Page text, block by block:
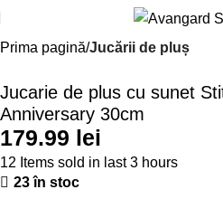
Prima pagină Jucării de pluș
Jucarie de plus cu sunet
Anniversary 30cm
lei
12 Items sold in last 3 hours
23 în stoc